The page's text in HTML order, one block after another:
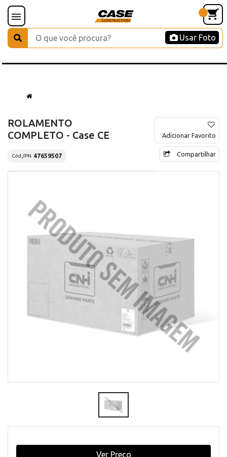
Usar Foto
ROLAMENTO
COMPLETO - Case CE
Cód./PN 47659507
Adicionar Favorito
Compartilhar
Ver Preço